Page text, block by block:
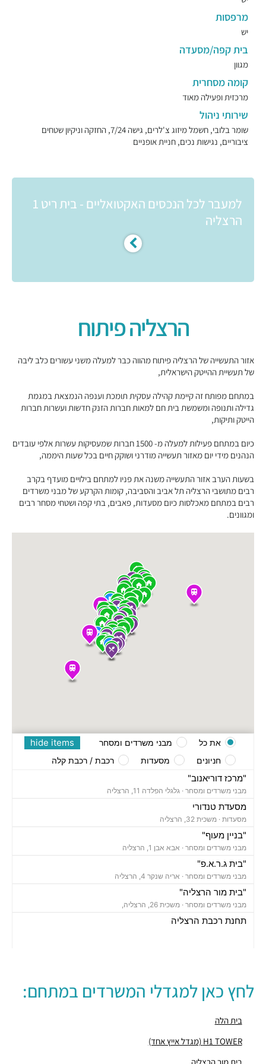
מרפסות
יש
בית קפה/מסעדה
מגוון
קומה מסחרית
מרכזית ופעילה מאוד
שירותי ניהול
שומר בלובי, חשמל מיזוג צ'לרים, גישה 7/24, החזקה וניקיון שטחים
ציבוריים, נגישות נכים, חניית אופניים
למעבר לכל הנכסים האקטואליים - בית ריט 1
הרצליה
הרצליה פיתוח
אזור התעשייה של הרצליה פיתוח מהווה כבר למעלה משני עשורים כלב ליבה
של תעשיית ההייטק הישראלית,
במתחם מפותח זה קיימת קהילה עסקית תומכת וענפה הנמצאת במגמת
גדילה ותנופה ומשמשת בית חם למאות חברות הזנק חדשות ועשרות חברות
הייטק ותיקות,
כיום במתחם פעילות למעלה מ- 1500 חברות שמעסיקות עשרות אלפי עובדים
הנהנים מידי יום מאזור תעשייה מודרני ושוקק חיים בכל שעות היממה,
בשעות הערב אזור התעשייה משנה את פניו למתחם בילויים מועדף בקרב
רבים מתושבי הרצליה תל אביב והסביבה, קומות הקרקע של מבני משרדים
רבים במתחם מאכלסות כיום מסעדות, פאבים, בתי קפה ושטחי מסחר רבים
ומגוונים.
"מרכז דוריאנוב"
מבני משרדים ומסחר · גלגלי הפלדה 11, הרצליה
מסעדת טנדורי
מסעדות · משכית 32, הרצליה
"בניין מעוף"
מבני משרדים ומסחר · אבא אבן 1, הרצליה
"בית ג.ר.א.פ"
מבני משרדים ומסחר · אריה שנקר 4, הרצליה
"בית מור הרצליה"
מבני משרדים ומסחר · משכית 26, הרצליה,
תחנת רכבת הרצליה
חניונים ·5R65+MG הרצליה
חניונים ·גלגלי הפלדה 11, הרצליה
מבני משרדים ומסחר ·משכית 32, הרצליה
hide items את כל
מבני משרדים ומסחר
חניונים
מסעדות רכבת / רכבת קלה
לחץ כאן למגדלי המשרדים במתחם:
בית הלה
H1 TOWER (מגדל אייץ אחד)